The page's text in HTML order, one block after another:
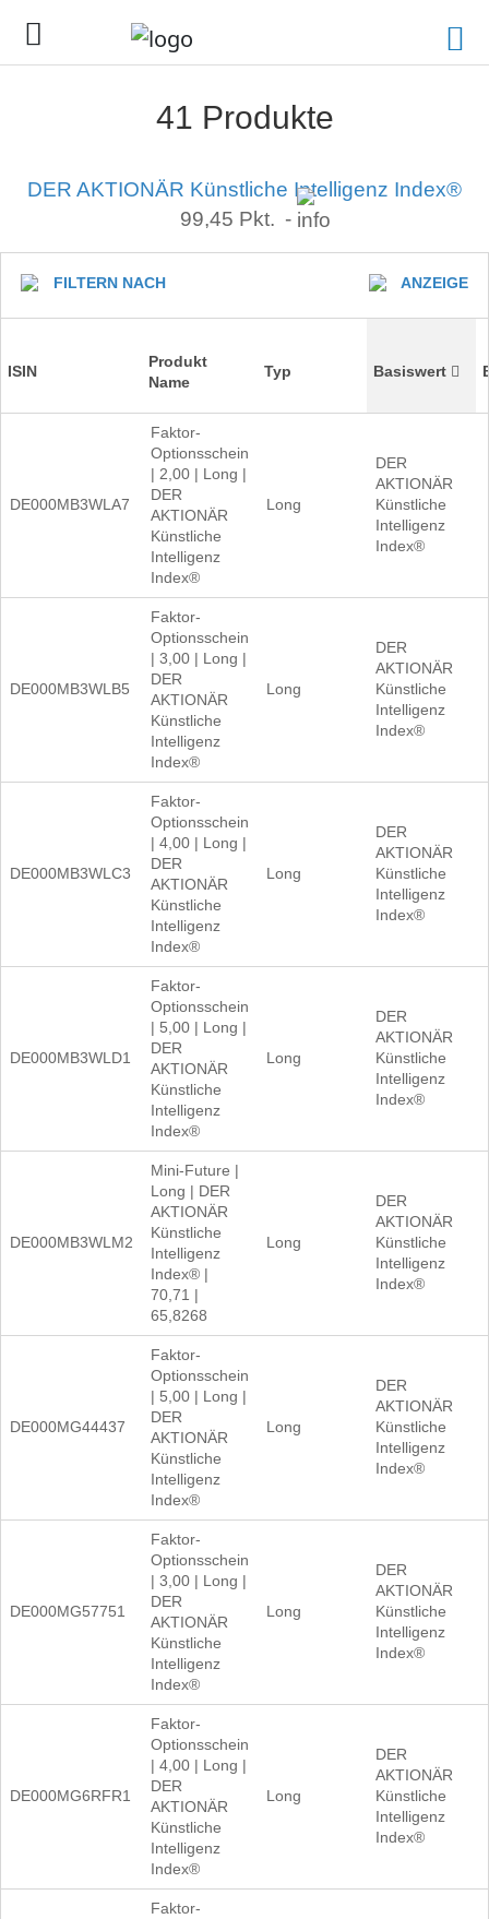
41 Produkte
DER AKTIONÄR Künstliche Intelligenz Index®
99,45 Pkt. -
FILTERN NACH ANZEIGE
ISIN
Produkt
Name
Typ Basiswert
DE000MB3WLA7
Faktor-
Optionsschein
| 2,00 | Long |
DER
AKTIONÄR
Künstliche
Intelligenz
Index®
Long
DER
AKTIONÄR
Künstliche
Intelligenz
Index®
DE000MB3WLB5
Faktor-
Optionsschein
| 3,00 | Long |
DER
AKTIONÄR
Künstliche
Intelligenz
Index®
Long
DER
AKTIONÄR
Künstliche
Intelligenz
Index®
DE000MB3WLC3
Faktor-
Optionsschein
| 4,00 | Long |
DER
AKTIONÄR
Künstliche
Intelligenz
Index®
Long
DER
AKTIONÄR
Künstliche
Intelligenz
Index®
DE000MB3WLD1
Faktor-
Optionsschein
| 5,00 | Long |
DER
AKTIONÄR
Künstliche
Intelligenz
Index®
Long
DER
AKTIONÄR
Künstliche
Intelligenz
Index®
DE000MB3WLM2
Mini-Future |
Long | DER
AKTIONÄR
Künstliche
Intelligenz
Index® |
70,71 |
65,8268
Long
DER
AKTIONÄR
Künstliche
Intelligenz
Index®
DE000MG44437
Faktor-
Optionsschein
| 5,00 | Long |
DER
AKTIONÄR
Künstliche
Intelligenz
Index®
Long
DER
AKTIONÄR
Künstliche
Intelligenz
Index®
DE000MG57751
Faktor-
Optionsschein
| 3,00 | Long |
DER
AKTIONÄR
Künstliche
Intelligenz
Index®
Long
DER
AKTIONÄR
Künstliche
Intelligenz
Index®
DE000MG6RFR1
Faktor-
Optionsschein
| 4,00 | Long |
DER
AKTIONÄR
Künstliche
Intelligenz
Index®
Long
DER
AKTIONÄR
Künstliche
Intelligenz
Index®
Faktor-